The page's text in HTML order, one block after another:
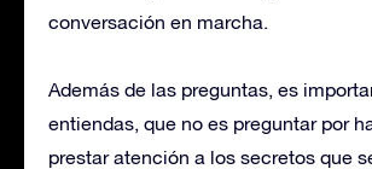
conversación en marcha.
Además de las preguntas, es
entiendas, que no es preguntar por
prestar atención a los secretos que